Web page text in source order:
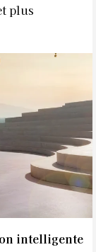
plus
intelligente